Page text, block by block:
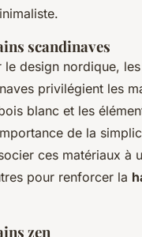
scandinaves
le design nordique,
privilégient les
blanc et les
de la
ces matériaux à
pour renforcer la
zen